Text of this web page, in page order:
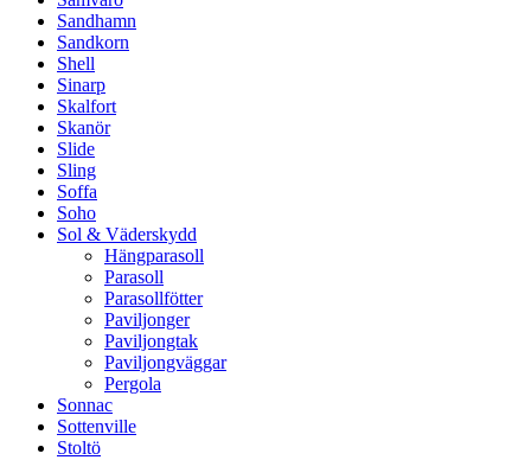
Sandhamn
Sandkorn
Shell
Sinarp
Skalfort
Skanör
Slide
Sling
Soffa
Soho
Sol & Väderskydd
Hängparasoll
Parasoll
Parasollfötter
Paviljonger
Paviljongtak
Paviljongväggar
Pergola
Sonnac
Sottenville
Stoltö